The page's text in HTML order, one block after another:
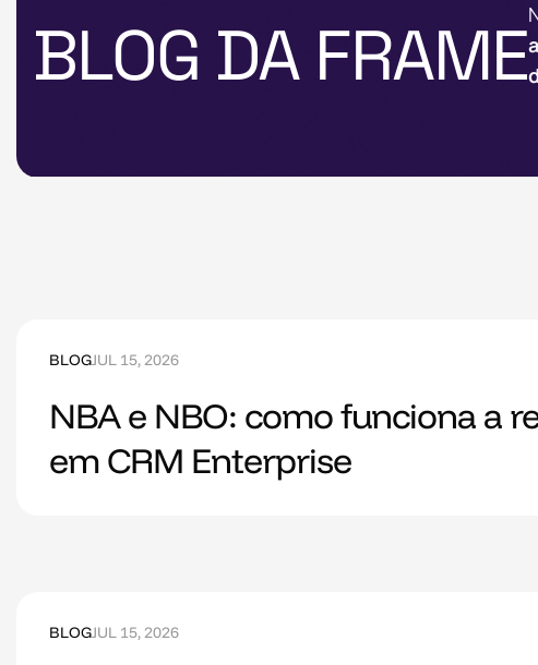
BLOG DA FRAME
BLOGJUL 15, 2026
NBA e NBO: como funciona a
em CRM Enterprise
BLOGJUL 15, 2026